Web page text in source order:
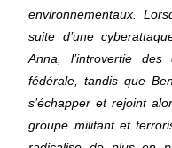
environnementaux.
suite d’une
Anna, l’introvertie
fédérale, tandis que
s’échapper et rejoint
groupe militant et